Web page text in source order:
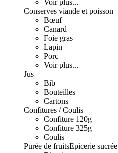
Voir plus...
Conserves viande et poisson
Bœuf
Canard
Foie gras
Lapin
Porc
Voir plus...
Jus
Bib
Bouteilles
Cartons
Confitures / Coulis
Confiture 120g
Confiture 325g
Coulis
Purée de fruitsEpicerie sucrée